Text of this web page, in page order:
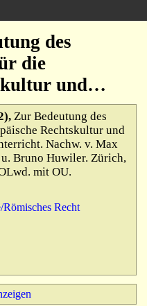
des
die
und…
Zur Bedeutung des
Rechtskultur und
Nachw. v. Max
Bruno Huwiler. Zürich,
mit OU.
Römisches Recht